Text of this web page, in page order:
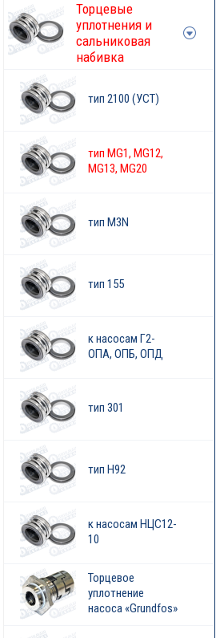
Торцевые
уплотнения и
сальниковая
набивка
тип 2100 (УСТ)
тип MG1, MG12,
MG13, MG20
тип M3N
тип 155
к насосам Г2-
ОПА, ОПБ, ОПД
тип 301
тип H92
к насосам НЦС12-
10
Торцевое
уплотнение
насоса «Grundfos»